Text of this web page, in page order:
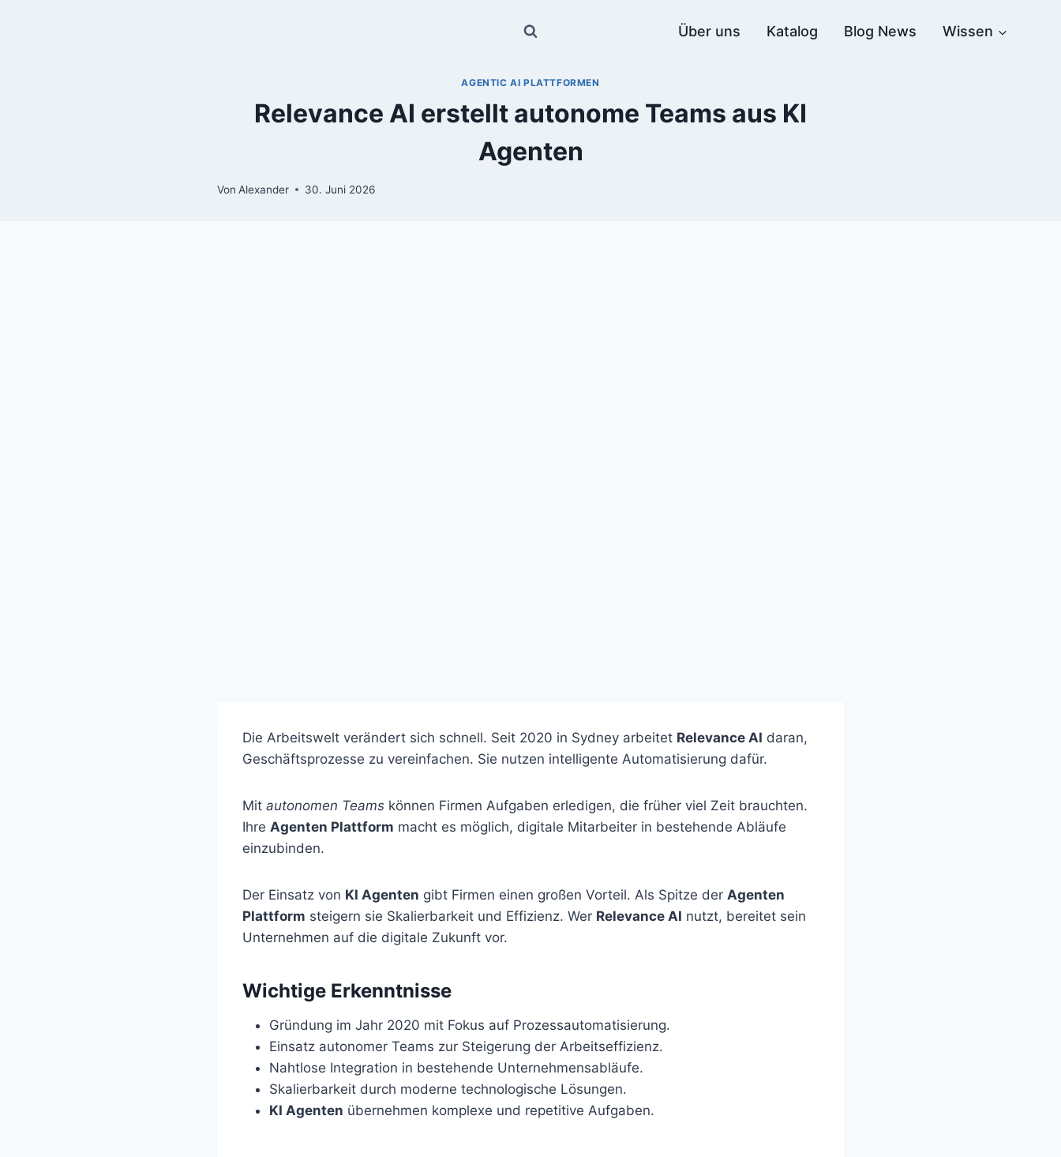
Über uns Katalog Blog News Wissen
AGENTIC AI PLATTFORMEN
Relevance AI erstellt autonome Teams aus KI
Agenten
Von Alexander 30. Juni 2026
Die Arbeitswelt verändert sich schnell. Seit 2020 in Sydney arbeitet Relevance AI daran,
Geschäftsprozesse zu vereinfachen. Sie nutzen intelligente Automatisierung dafür.
Mit autonomen Teams können Firmen Aufgaben erledigen, die früher viel Zeit brauchten.
Ihre Agenten Plattform macht es möglich, digitale Mitarbeiter in bestehende Abläufe
einzubinden.
Der Einsatz von KI Agenten gibt Firmen einen großen Vorteil. Als Spitze der Agenten
Plattform steigern sie Skalierbarkeit und Effizienz. Wer Relevance AI nutzt, bereitet sein
Unternehmen auf die digitale Zukunft vor.
Wichtige Erkenntnisse
Gründung im Jahr 2020 mit Fokus auf Prozessautomatisierung.
Einsatz autonomer Teams zur Steigerung der Arbeitseffizienz.
Nahtlose Integration in bestehende Unternehmensabläufe.
Skalierbarkeit durch moderne technologische Lösungen.
KI Agenten übernehmen komplexe und repetitive Aufgaben.